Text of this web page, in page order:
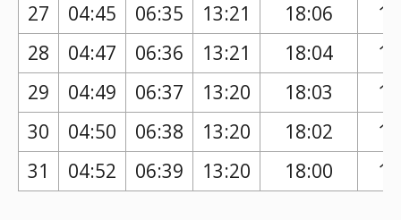
27
04:45 06:35 13:21 18:06
28
04:47 06:36 13:21 18:04
29
04:49 06:37 13:20 18:03
30
04:50 06:38 13:20 18:02
31
04:52 06:39 13:20 18:00